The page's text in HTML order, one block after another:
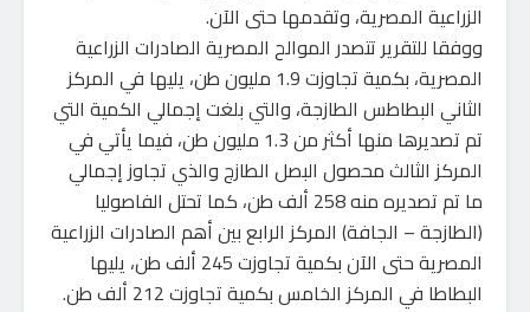
الزراعية المصرية، وتقدمها حتى الآن.
ووفقا للتقرير تتصدر الموالح المصرية الصادرات الزراعية
المصرية، بكمية تجاوزت 1.9 مليون طن، يليها في المركز
الثاني البطاطس الطازجة، والتي بلغت إجمالي الكمية التي
تم تصديرها منها أكثر من 1.3 مليون طن، فيما يأتي في
المركز الثالث محصول البصل الطازج والذي تجاوز إجمالي
ما تم تصديره منه 258 ألف طن، كما تحتل الفاصوليا
(الطازجة – الجافة) المركز الرابع بين أهم الصادرات الزراعية
المصرية حتى الآن بكمية تجاوزت 245 ألف طن، يليها
البطاطا في المركز الخامس بكمية تجاوزت 212 ألف طن.